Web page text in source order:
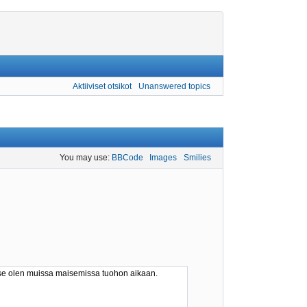
Aktiiviset otsikot Unanswered topics
You may use: BBCode Images Smilies